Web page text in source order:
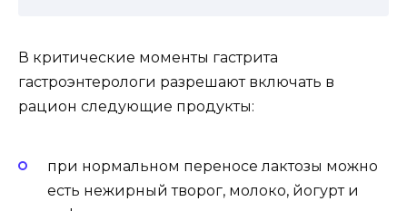
В критические моменты гастрита
гастроэнтерологи разрешают включать в
рацион следующие продукты:
при нормальном переносе лактозы можно
есть нежирный творог, молоко, йогурт и